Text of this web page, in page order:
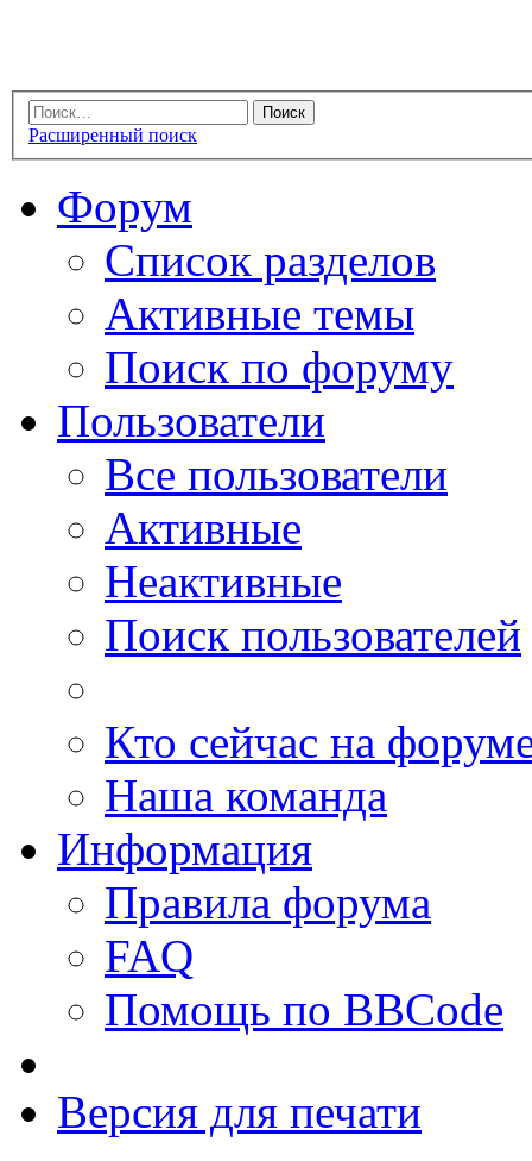
Расширенный поиск
Форум
Список разделов
Активные темы
Поиск по форуму
Пользователи
Все пользователи
Активные
Неактивные
Поиск пользователей
Кто сейчас на
Наша команда
Информация
Правила форума
FAQ
Помощь по BBCode
Версия для печати